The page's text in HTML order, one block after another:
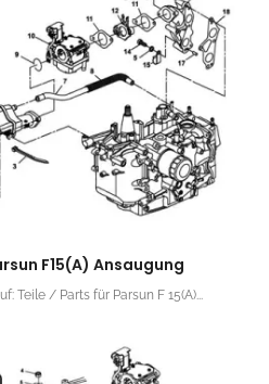
F15(A) Ansaugung
Teile / Parts für Parsun F 15(A)...